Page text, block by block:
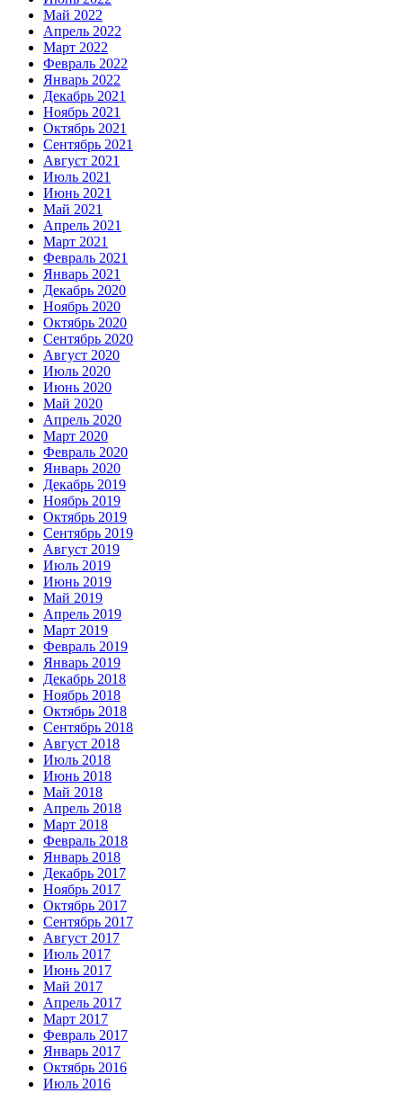
Май 2022
Апрель 2022
Март 2022
Февраль 2022
Январь 2022
Декабрь 2021
Ноябрь 2021
Октябрь 2021
Сентябрь 2021
Август 2021
Июль 2021
Июнь 2021
Май 2021
Апрель 2021
Март 2021
Февраль 2021
Январь 2021
Декабрь 2020
Ноябрь 2020
Октябрь 2020
Сентябрь 2020
Август 2020
Июль 2020
Июнь 2020
Май 2020
Апрель 2020
Март 2020
Февраль 2020
Январь 2020
Декабрь 2019
Ноябрь 2019
Октябрь 2019
Сентябрь 2019
Август 2019
Июль 2019
Июнь 2019
Май 2019
Апрель 2019
Март 2019
Февраль 2019
Январь 2019
Декабрь 2018
Ноябрь 2018
Октябрь 2018
Сентябрь 2018
Август 2018
Июль 2018
Июнь 2018
Май 2018
Апрель 2018
Март 2018
Февраль 2018
Январь 2018
Декабрь 2017
Ноябрь 2017
Октябрь 2017
Сентябрь 2017
Август 2017
Июль 2017
Июнь 2017
Май 2017
Апрель 2017
Март 2017
Февраль 2017
Январь 2017
Октябрь 2016
Июль 2016